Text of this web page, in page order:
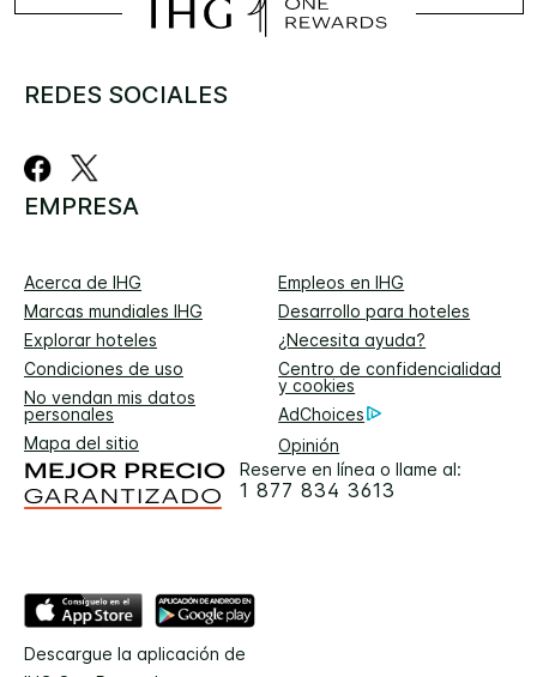
REDES SOCIALES
EMPRESA
Acerca de IHG
Empleos en IHG
Marcas mundiales IHG
Desarrollo para hoteles
Explorar hoteles
¿Necesita ayuda?
Condiciones de uso
Centro de confidencialidad
y cookies
No vendan mis datos
personales
AdChoices
Mapa del sitio
Opinión
Reserve en línea o llame al:
1 877 834 3613
Descargue la aplicación de